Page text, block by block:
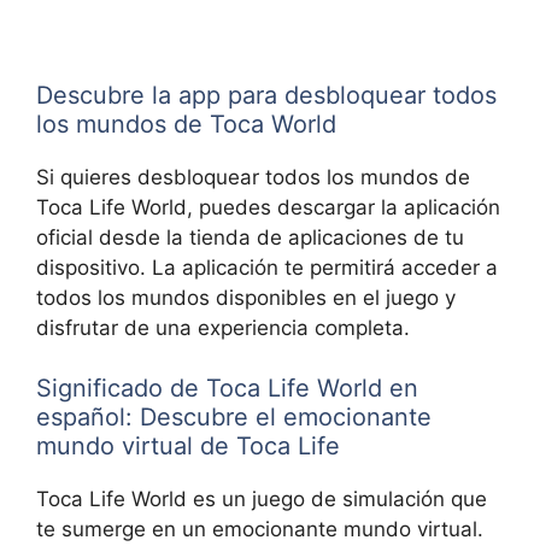
Descubre la app para desbloquear todos
los mundos de Toca World
Si quieres desbloquear todos los mundos de
Toca Life World, puedes descargar la aplicación
oficial desde la tienda de aplicaciones de tu
dispositivo. La aplicación te permitirá acceder a
todos los mundos disponibles en el juego y
disfrutar de una experiencia completa.
Significado de Toca Life World en
español: Descubre el emocionante
mundo virtual de Toca Life
Toca Life World es un juego de simulación que
te sumerge en un emocionante mundo virtual.